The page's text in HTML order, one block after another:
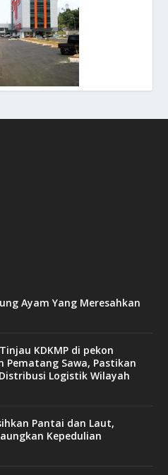
Ayam Yang Meresahkan
KDKMP di pekon
Sawa, Pastikan
Logistik Wilayah
Pantai dan Laut,
Kepedulian